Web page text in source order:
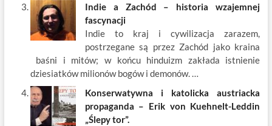
Indie a Zachód – historia wzajemnej
fascynacji
Indie to kraj i cywilizacja zarazem,
postrzegane są przez Zachód jako kraina
baśni i mitów; w końcu hinduizm zakłada istnienie
dziesiatków milionów bogów i demonów. …
Konserwatywna i katolicka austriacka
propaganda – Erik von Kuehnelt-Leddin
„Ślepy tor”.